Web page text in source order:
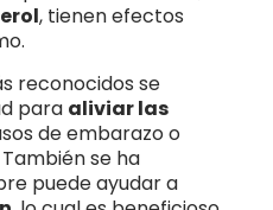
, tienen efectos
reconocidos se
para aliviar las
de embarazo o
se ha
puede ayudar a